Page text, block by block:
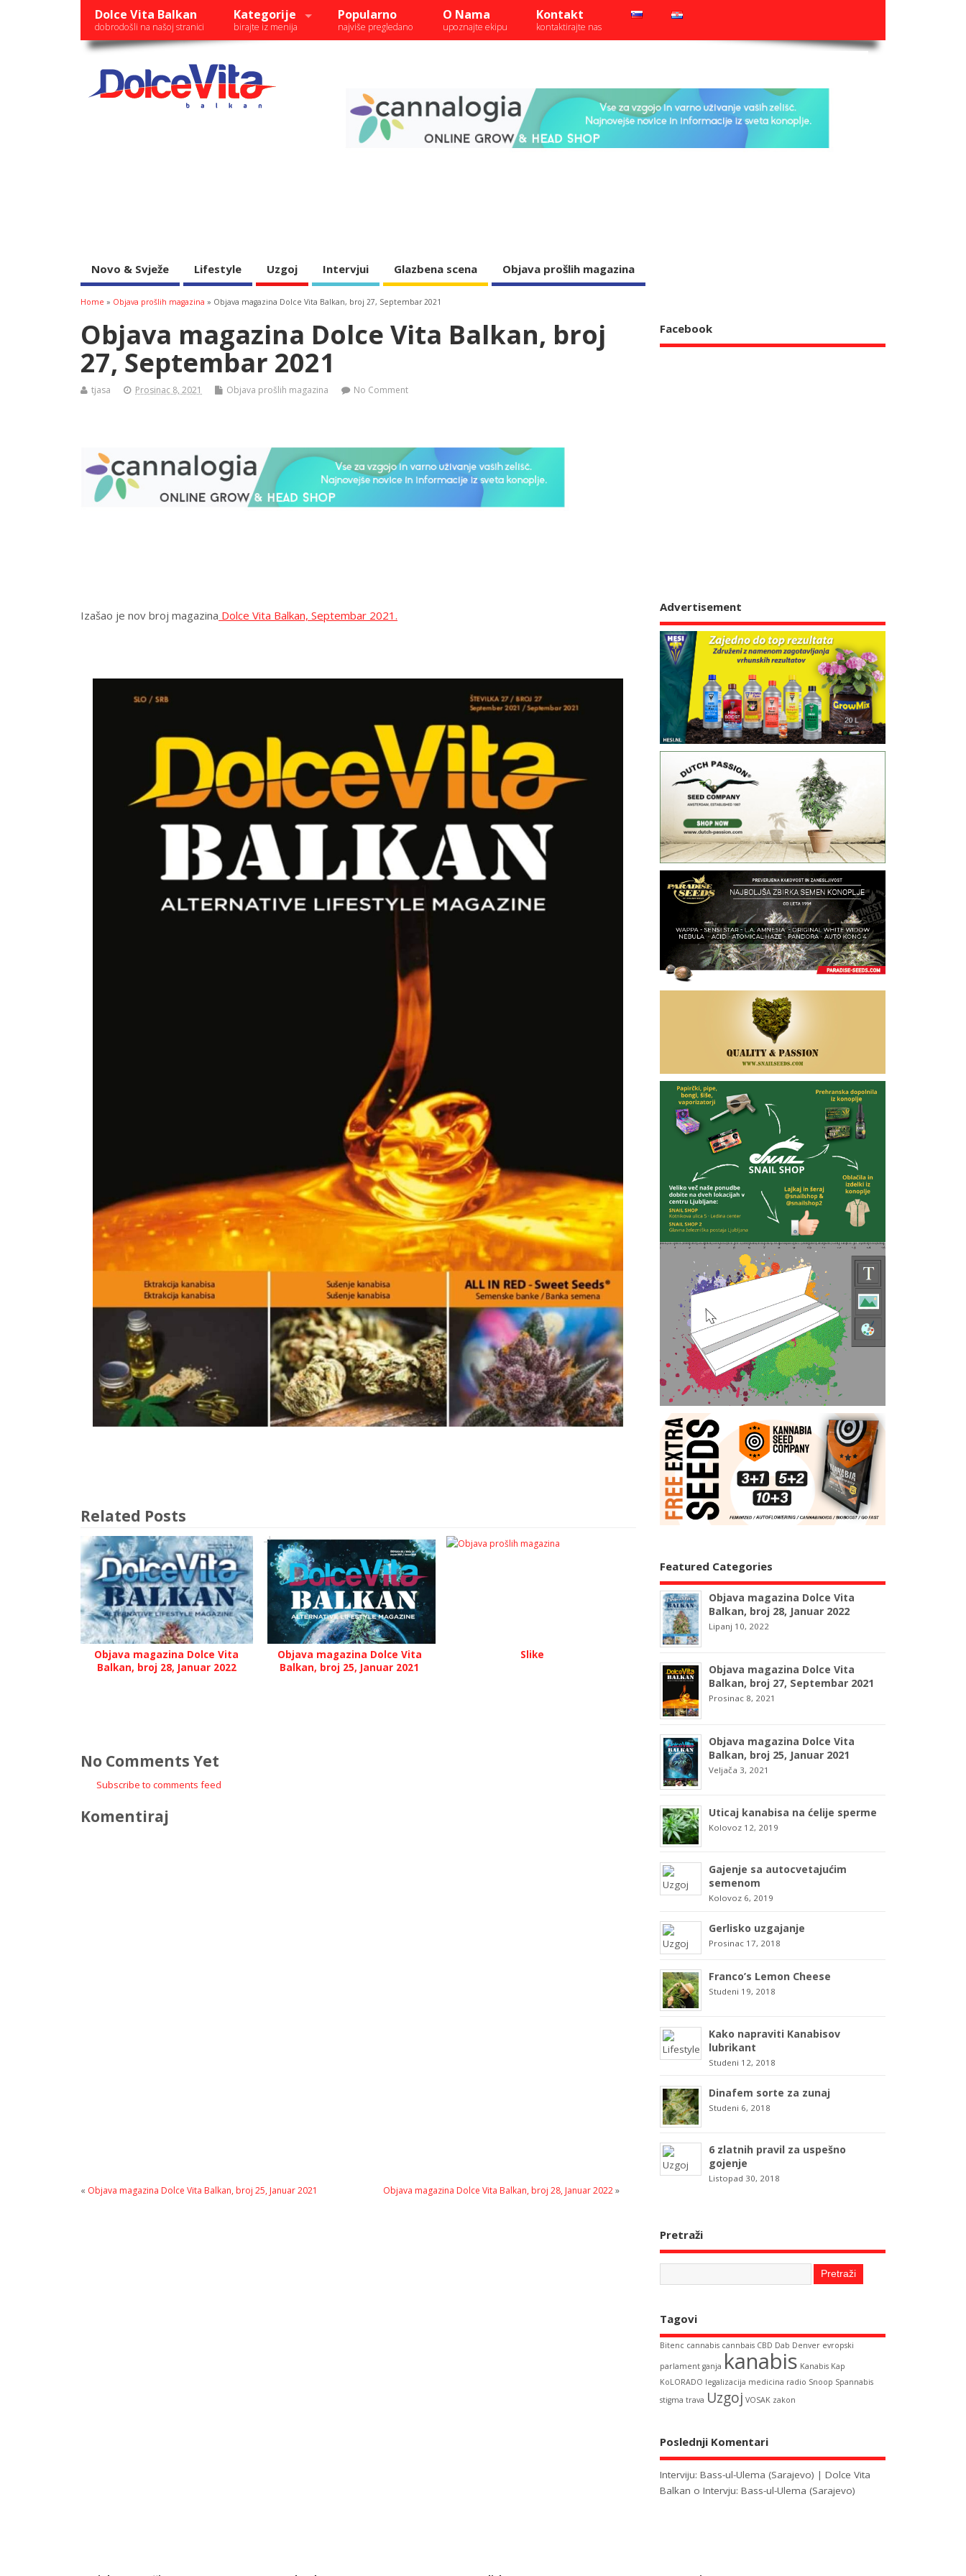
Dolce Vita Balkan
dobrodošli na našoj stranici
Kategorije
birajte iz menija
Popularno
najviše pregledano
O Nama
upoznajte ekipu
Kontakt
kontaktirajte nas
Novo & Svježe Lifestyle Uzgoj Intervjui Glazbena scena Objava prošlih magazina
Home » Objava prošlih magazina » Objava magazina Dolce Vita Balkan, broj 27, Septembar 2021
Objava magazina Dolce Vita Balkan, broj
27, Septembar 2021
tjasa Prosinac 8, 2021 Objava prošlih magazina No Comment
Izašao je nov broj magazina Dolce Vita Balkan, Septembar 2021.
Related Posts
Objava magazina Dolce Vita
Balkan, broj 28, Januar 2022
Objava magazina Dolce Vita
Balkan, broj 25, Januar 2021
Slike
No Comments Yet
Subscribe to comments feed
Komentiraj
« Objava magazina Dolce Vita Balkan, broj 25, Januar 2021 Objava magazina Dolce Vita Balkan, broj 28, Januar 2022»
Facebook
Advertisement
Featured Categories
Objava magazina Dolce Vita
Balkan, broj 28, Januar 2022
Lipanj 10, 2022
Objava magazina Dolce Vita
Balkan, broj 27, Septembar 2021
Prosinac 8, 2021
Objava magazina Dolce Vita
Balkan, broj 25, Januar 2021
Veljača 3, 2021
Uticaj kanabisa na ćelije sperme
Kolovoz 12, 2019
Gajenje sa autocvetajućim
semenom
Kolovoz 6, 2019
Gerlisko uzgajanje
Prosinac 17, 2018
Franco’s Lemon Cheese
Studeni 19, 2018
Kako napraviti Kanabisov
lubrikant
Studeni 12, 2018
Dinafem sorte za zunaj
Studeni 6, 2018
6 zlatnih pravil za uspešno
gojenje
Listopad 30, 2018
Pretraži
Tagovi
Bitenc cannabis cannbais CBD Dab Denver evropski
parlament ganja kanabis Kanabis Kap
KoLORADO legalizacija medicina radio Snoop Spannabis
stigma trava Uzgoj VOSAK zakon
Poslednji Komentari
Interviju: Bass-ul-Ulema (Sarajevo) | Dolce Vita
Balkan oIntervju: Bass-ul-Ulema (Sarajevo)